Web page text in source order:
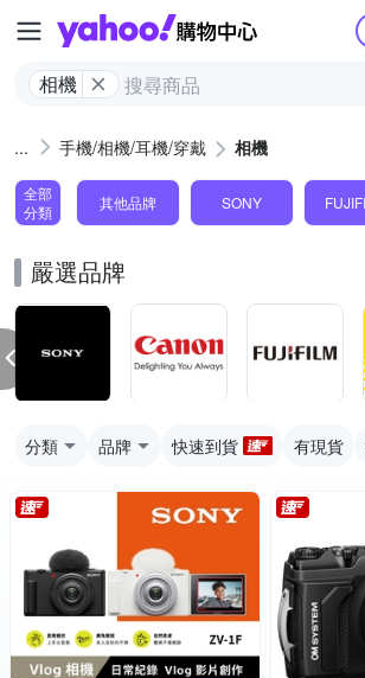
Yahoo購物
相機
手機/相機/耳機/穿戴 相機
全部
分類
其他品牌 SONY
嚴選品牌
分類 品牌 快速到貨 有現貨